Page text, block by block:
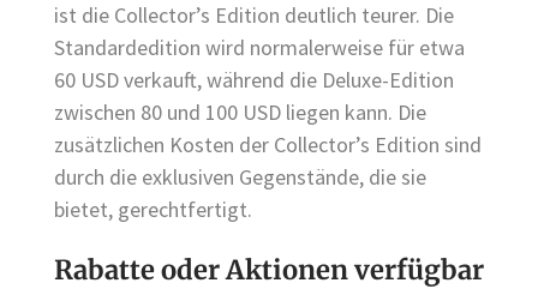
ist die Collector’s Edition deutlich teurer. Die
Standardedition wird normalerweise für etwa
60 USD verkauft, während die Deluxe-Edition
zwischen 80 und 100 USD liegen kann. Die
zusätzlichen Kosten der Collector’s Edition sind
durch die exklusiven Gegenstände, die sie
bietet, gerechtfertigt.
Rabatte oder Aktionen verfügbar